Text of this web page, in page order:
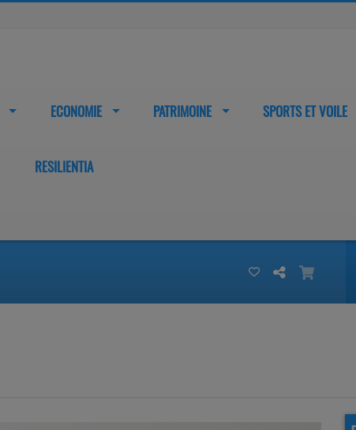
ECONOMIE PATRIMOINE SPORTS ET VOILE
RESILIENTIA